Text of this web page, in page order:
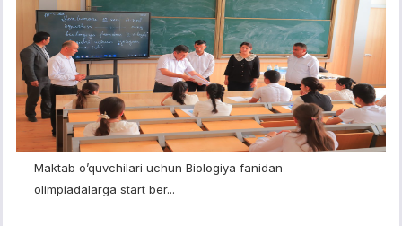
Maktab o’quvchilari uchun Biologiya fanidan
olimpiadalarga start ber...